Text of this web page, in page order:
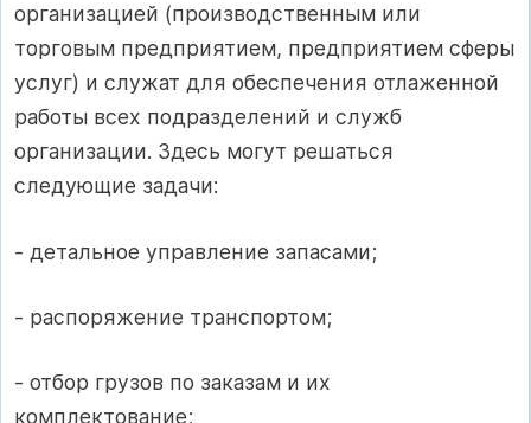
организацией (производственным или
торговым предприятием, предприятием сферы
услуг) и служат для обеспечения отлаженной
работы всех подразделений и служб
организации. Здесь могут решаться
следующие задачи:
- детальное управление запасами;
- распоряжение транспортом;
- отбор грузов по заказам и их
комплектование;